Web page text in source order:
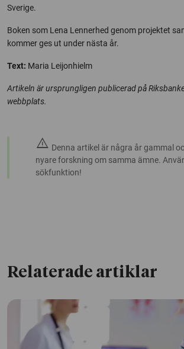
Sverige.
Boken som Lena Lennerhed genom projektet
kommer ges ut under nästa år.
Text: Maria Leijonhielm
Artikeln är ursprungligen publicerad på
webbplats.
warning Denna artikel är några år gammal
nyare forskning om samma ämne.
sökfunktion!
Relaterade artiklar